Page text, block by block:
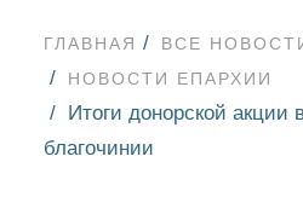
ГЛАВНАЯ
ВСЕ
НОВОСТИ ЕПАРХИИ
Итоги донорской акции
благочинии